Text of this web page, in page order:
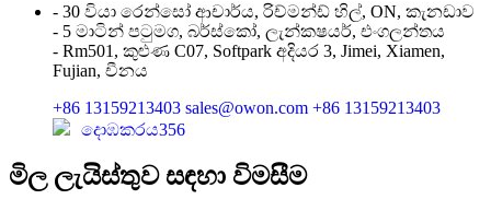
- 30 වියා රෙන්සෝ ආචාර්ය, රිච්මන්ඩ් හිල්, ON, කැනඩාව
- 5 මාටින් පටුමග, බර්ස්කෝ, ලැන්කෂයර්, එංගලන්තය
- Rm501, කුළුණ C07, Softpark අදියර 3, Jimei, Xiamen,
Fujian, චීනය
+86 13159213403 sales@owon.com +86 13159213403
දොඹකරය356
මිල ලැයිස්තුව සඳහා විමසීම